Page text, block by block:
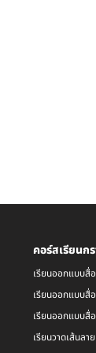
คอร์สเรียนก
เรียนออกแบบสื่
เรียนออกแบบสื่
เรียนออกแบบ
เรียนวาดเส้นล